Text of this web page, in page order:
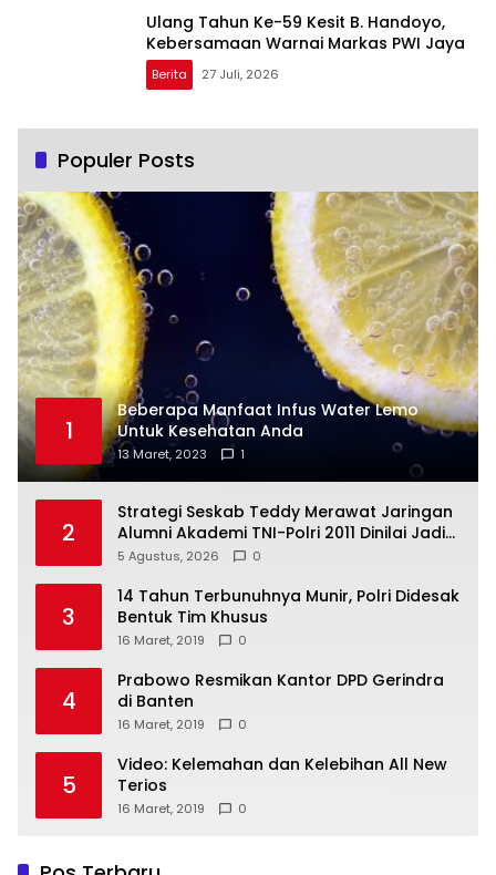
Ulang Tahun Ke-59 Kesit B. Handoyo,
Kebersamaan Warnai Markas PWI Jaya
Berita 27 Juli, 2026
Populer Posts
1
Beberapa Manfaat Infus Water Lemo
Untuk Kesehatan Anda
13 Maret, 2023 1
2
Strategi Seskab Teddy Merawat Jaringan
Alumni Akademi TNI-Polri 2011 Dinilai Jadi
“Masterclass” Membangun Loyalitas
5 Agustus, 2026 0
3
14 Tahun Terbunuhnya Munir, Polri Didesak
Bentuk Tim Khusus
16 Maret, 2019 0
4
Prabowo Resmikan Kantor DPD Gerindra
di Banten
16 Maret, 2019 0
5
Video: Kelemahan dan Kelebihan All New
Terios
16 Maret, 2019 0